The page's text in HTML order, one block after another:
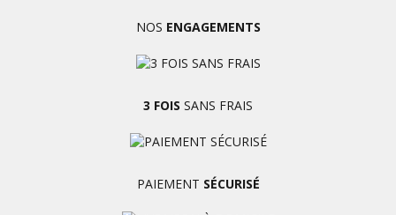
NOS ENGAGEMENTS
3 FOIS SANS FRAIS
PAIEMENT SÉCURISÉ